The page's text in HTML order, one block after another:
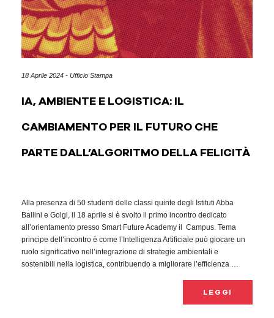
18 Aprile 2024 - Ufficio Stampa
IA, AMBIENTE E LOGISTICA: IL
CAMBIAMENTO PER IL FUTURO CHE
PARTE DALL’ALGORITMO DELLA FELICITÀ
Alla presenza di 50 studenti delle classi quinte degli Istituti Abba
Ballini e Golgi, il 18 aprile si è svolto il primo incontro dedicato
all’orientamento presso Smart Future Academy il Campus. Tema
principe dell’incontro è come l’Intelligenza Artificiale può giocare un
ruolo significativo nell’integrazione di strategie ambientali e
sostenibili nella logistica, contribuendo a migliorare l’efficienza …
LEGGI